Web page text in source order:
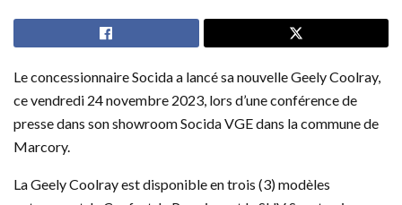
Le concessionnaire Socida a lancé sa nouvelle Geely Coolray,
ce vendredi 24 novembre 2023, lors d’une conférence de
presse dans son showroom Socida VGE dans la commune de
Marcory.
La Geely Coolray est disponible en trois (3) modèles